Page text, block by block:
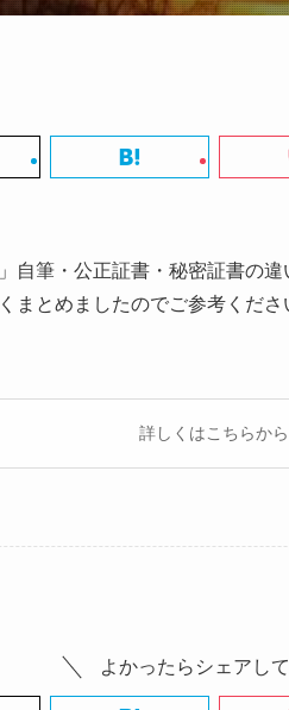
自筆・公正証書・秘密証書の
まとめましたのでご参考くださ
詳しくはこちらから
よかったらシェアして